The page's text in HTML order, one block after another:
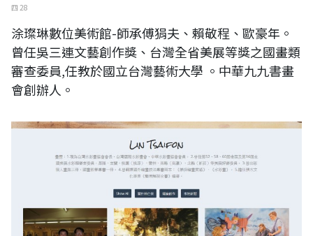
四 28
涂璨琳數位美術館-師承傅狷夫、賴敬程、歐豪年。
曾任吳三連文藝創作獎、台灣全省美展等獎之國畫類
審查委員,任教於國立台灣藝術大學 。中華九九書畫
會創辦人。